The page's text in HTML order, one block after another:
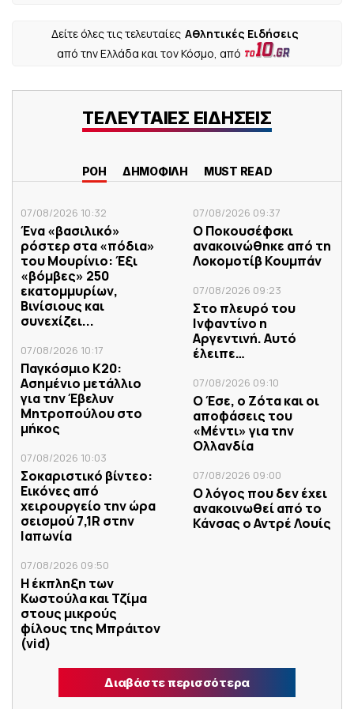
Δείτε όλες τις τελευταίες Αθλητικές Ειδήσεις
από την Ελλάδα και τον Κόσμο, από
ΤΕΛΕΥΤΑΙΕΣ ΕΙΔΗΣΕΙΣ
ΡΟΗ ΔΗΜΟΦΙΛΗ MUST READ
07/08/2026 10:32
Ένα «βασιλικό»
ρόστερ στα «πόδια»
του Μουρίνιο: Έξι
«βόμβες» 250
εκατομμυρίων,
Βινίσιους και
συνεχίζει...
07/08/2026 10:17
Παγκόσμιο Κ20:
Ασημένιο μετάλλιο
για την Έβελυν
Μητροπούλου στο
μήκος
07/08/2026 10:03
Σοκαριστικό βίντεο:
Εικόνες από
χειρουργείο την ώρα
σεισμού 7,1R στην
Ιαπωνία
07/08/2026 09:50
Η έκπληξη των
Κωστούλα και Τζίμα
στους μικρούς
φίλους της Μπράιτον
(vid)
07/08/2026 09:37
Ο Ποκουσέφσκι
ανακοινώθηκε από τη
Λοκομοτίβ Κουμπάν
07/08/2026 09:23
Στο πλευρό του
Ινφαντίνο η
Αργεντινή. Αυτό
έλειπε…
07/08/2026 09:10
Ο Έσε, ο Ζότα και οι
αποφάσεις του
«Μέντι» για την
Ολλανδία
07/08/2026 09:00
Ο λόγος που δεν έχει
ανακοινωθεί από το
Κάνσας ο Αντρέ Λουίς
Διαβάστε περισσότερα